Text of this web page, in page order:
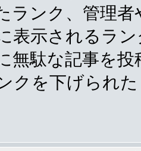
ランク、管理
表示されるラ
無駄な記事を
クを下げられ